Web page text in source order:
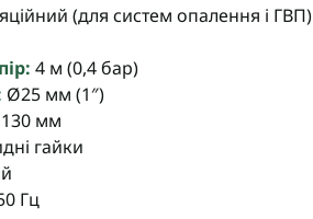
(для систем опалення і ГВП)
4 м (0,4 бар)
Ø25 мм (1″)
130 мм
гайки
Гц